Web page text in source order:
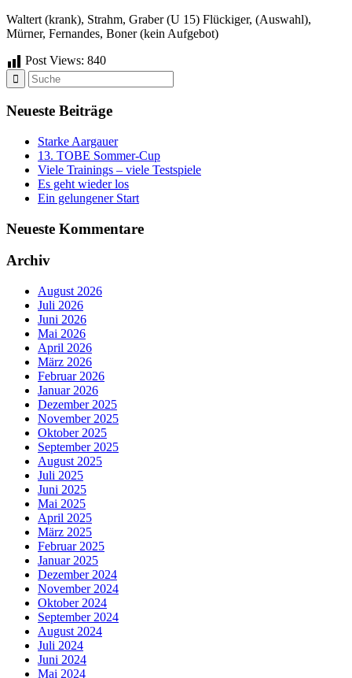
Waltert (krank), Strahm, Graber (U 15) Flückiger, (Auswahl),
Mürner, Fernandes, Boner (kein Aufgebot)
Post Views: 840
Neueste Beiträge
Starke Aargauer
13. TOBE Sommer-Cup
Viele Trainings – viele Testspiele
Es geht wieder los
Ein gelungener Start
Neueste Kommentare
Archiv
August 2026
Juli 2026
Juni 2026
Mai 2026
April 2026
März 2026
Februar 2026
Januar 2026
Dezember 2025
November 2025
Oktober 2025
September 2025
August 2025
Juli 2025
Juni 2025
Mai 2025
April 2025
März 2025
Februar 2025
Januar 2025
Dezember 2024
November 2024
Oktober 2024
September 2024
August 2024
Juli 2024
Juni 2024
Mai 2024